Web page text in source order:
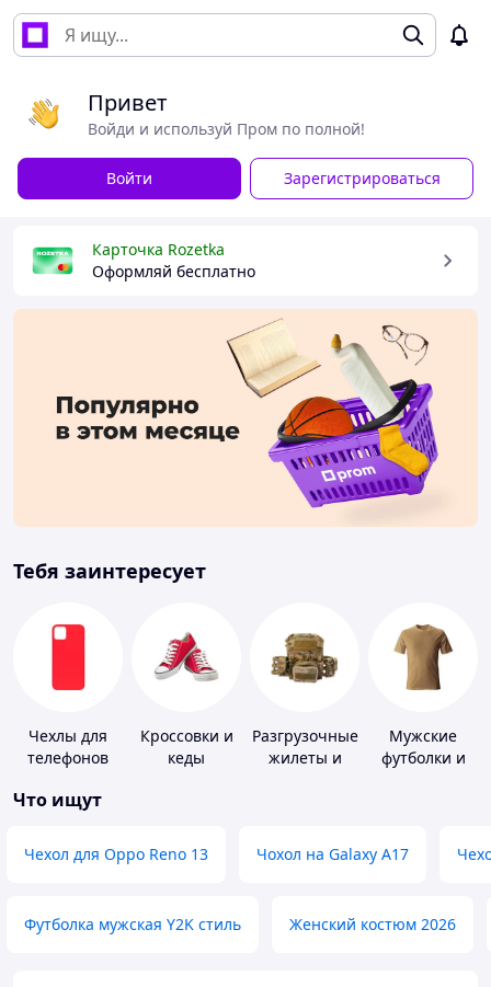
Привет
Войди и используй Пром по полной!
Войти Зарегистрироваться
Карточка Rozetka
Оформляй бесплатно
Тебя заинтересует
Чехлы для
телефонов
Кроссовки и
кеды
Разгрузочные
жилеты и
Мужские
футболки и
Что ищут
Чехол для Oppo Reno 13 Чохол на Galaxy A17
Футболка мужская Y2K стиль Женский костюм 2026